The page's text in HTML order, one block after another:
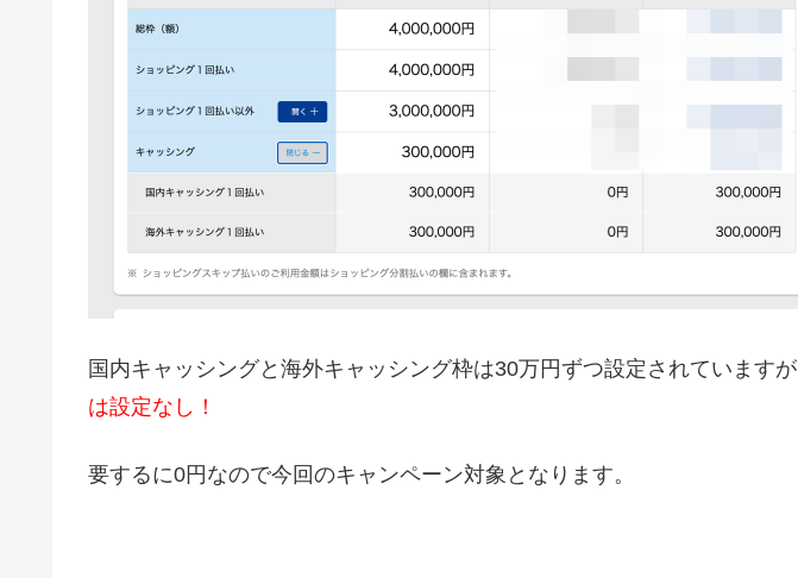
国内キャッシングと海外キャッシング枠は30万円ずつ設定されていますが
は設定なし！
要するに0円なので今回のキャンペーン対象となります。